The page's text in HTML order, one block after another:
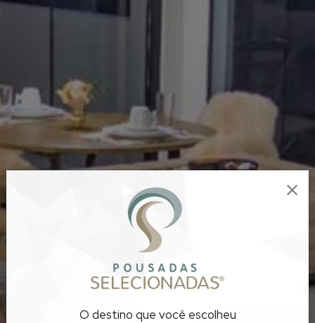
O destino que você escolheu